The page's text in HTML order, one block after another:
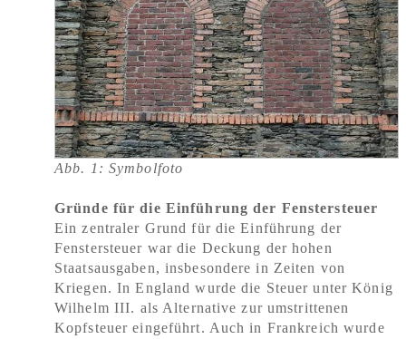
Abb. 1: Symbolfoto
Gründe für die Einführung der Fenstersteuer
Ein zentraler Grund für die Einführung der
Fenstersteuer war die Deckung der hohen
Staatsausgaben, insbesondere in Zeiten von
Kriegen. In England wurde die Steuer unter König
Wilhelm III. als Alternative zur umstrittenen
Kopfsteuer eingeführt. Auch in Frankreich wurde